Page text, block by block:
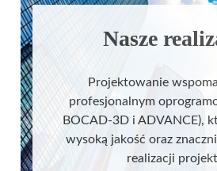
Nasze
Projektowanie
profesjonalnym
BOCAD-3D i ADVANCE),
wysoką jakość oraz
realizacji